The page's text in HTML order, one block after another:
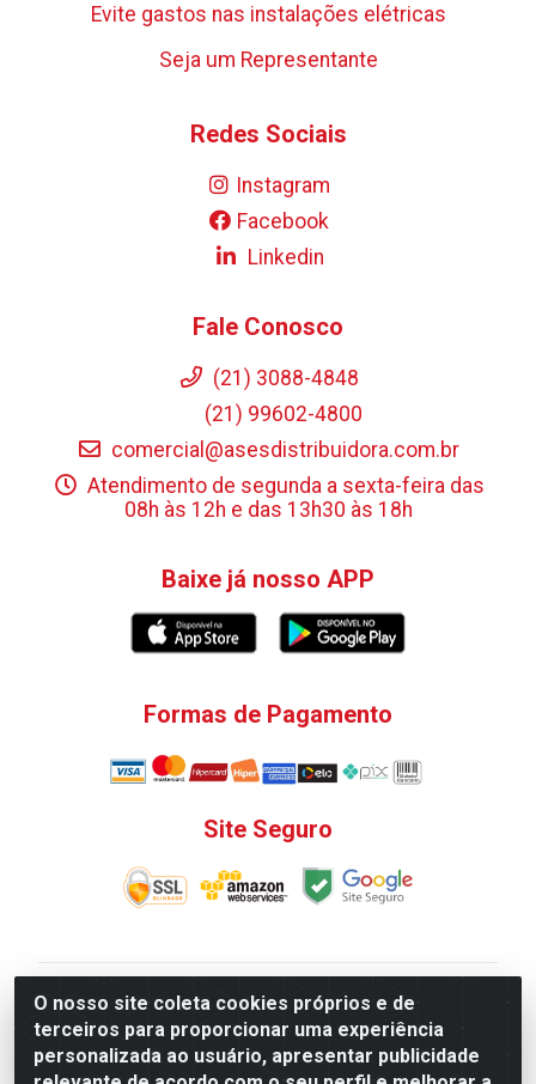
O nosso site coleta cookies próprios e de
terceiros para proporcionar uma experiência
personalizada ao usuário, apresentar publicidade
Evite gastos nas instalações elétricas
Seja um Representante
Redes Sociais
Instagram
Facebook
Linkedin
Fale Conosco
(21) 3088-4848
(21) 99602-4800
comercial@asesdistribuidora.com.br
Atendimento de segunda a sexta-feira das
08h às 12h e das 13h30 às 18h
Baixe já nosso APP
Formas de Pagamento
Site Seguro
V. C. Ferragens LTDA - Rua do Matoso, 132 - Praça da
Bandeira, Rio de Janeiro/ RJ - CEP 20.270-135 - CNPJ
12.324.723/0001-25
Todas as regras de promoções, descontos, preços e